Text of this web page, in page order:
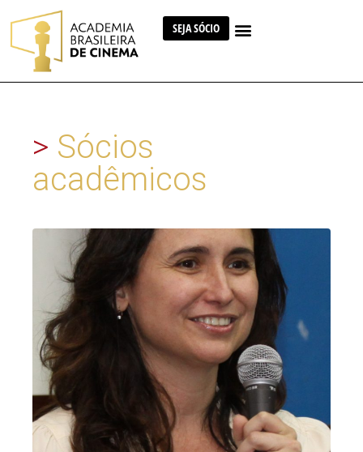
SEJA SÓCIO
> Sócios
acadêmicos